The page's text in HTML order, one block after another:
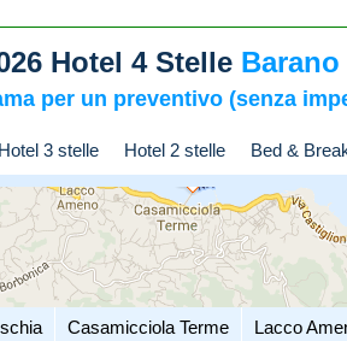
Hotel 4 StelleBarano
per un preventivo (senza
Hotel 3 stelle Hotel 2 stelle Bed &
Casamicciola Terme Lacco